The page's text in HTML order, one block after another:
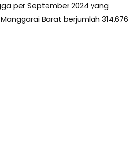
per September 2024 yang
Barat berjumlah 314.676